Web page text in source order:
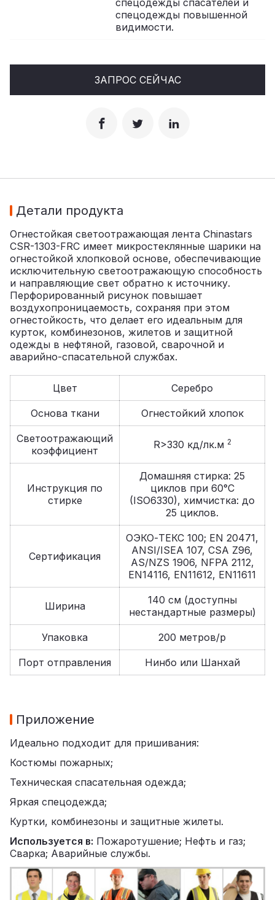
спецодежды повышенной
видимости.
ЗАПРОС СЕЙЧАС
Детали продукта
Огнестойкая светоотражающая лента Chinastars
CSR-1303-FRC имеет микростеклянные шарики на
огнестойкой хлопковой основе, обеспечивающие
исключительную светоотражающую способность
и направляющие свет обратно к источнику.
Перфорированный рисунок повышает
воздухопроницаемость, сохраняя при этом
огнестойкость, что делает его идеальным для
курток, комбинезонов, жилетов и защитной
одежды в нефтяной, газовой, сварочной и
аварийно-спасательной службах.
Цвет Серебро
Основа ткани Огнестойкий хлопок
Светоотражающий
коэффициент
R>330 кд/лк.м 2
Инструкция по
стирке
Домашняя стирка: 25
циклов при 60°C
(ISO6330), химчистка: до
25 циклов.
Сертификация
ОЭКО-ТЕКС 100; EN 20471,
ANSI/ISEA 107, CSA Z96,
AS/NZS 1906, NFPA 2112,
EN14116, EN11612, EN11611
Ширина
140 см (доступны
нестандартные размеры)
Упаковка 200 метров/р
Порт отправления Нинбо или Шанхай
Приложение
Идеально подходит для пришивания:
Костюмы пожарных;
Техническая спасательная одежда;
Яркая спецодежда;
Куртки, комбинезоны и защитные жилеты.
Используется в: Пожаротушение; Нефть и газ;
Сварка; Аварийные службы.